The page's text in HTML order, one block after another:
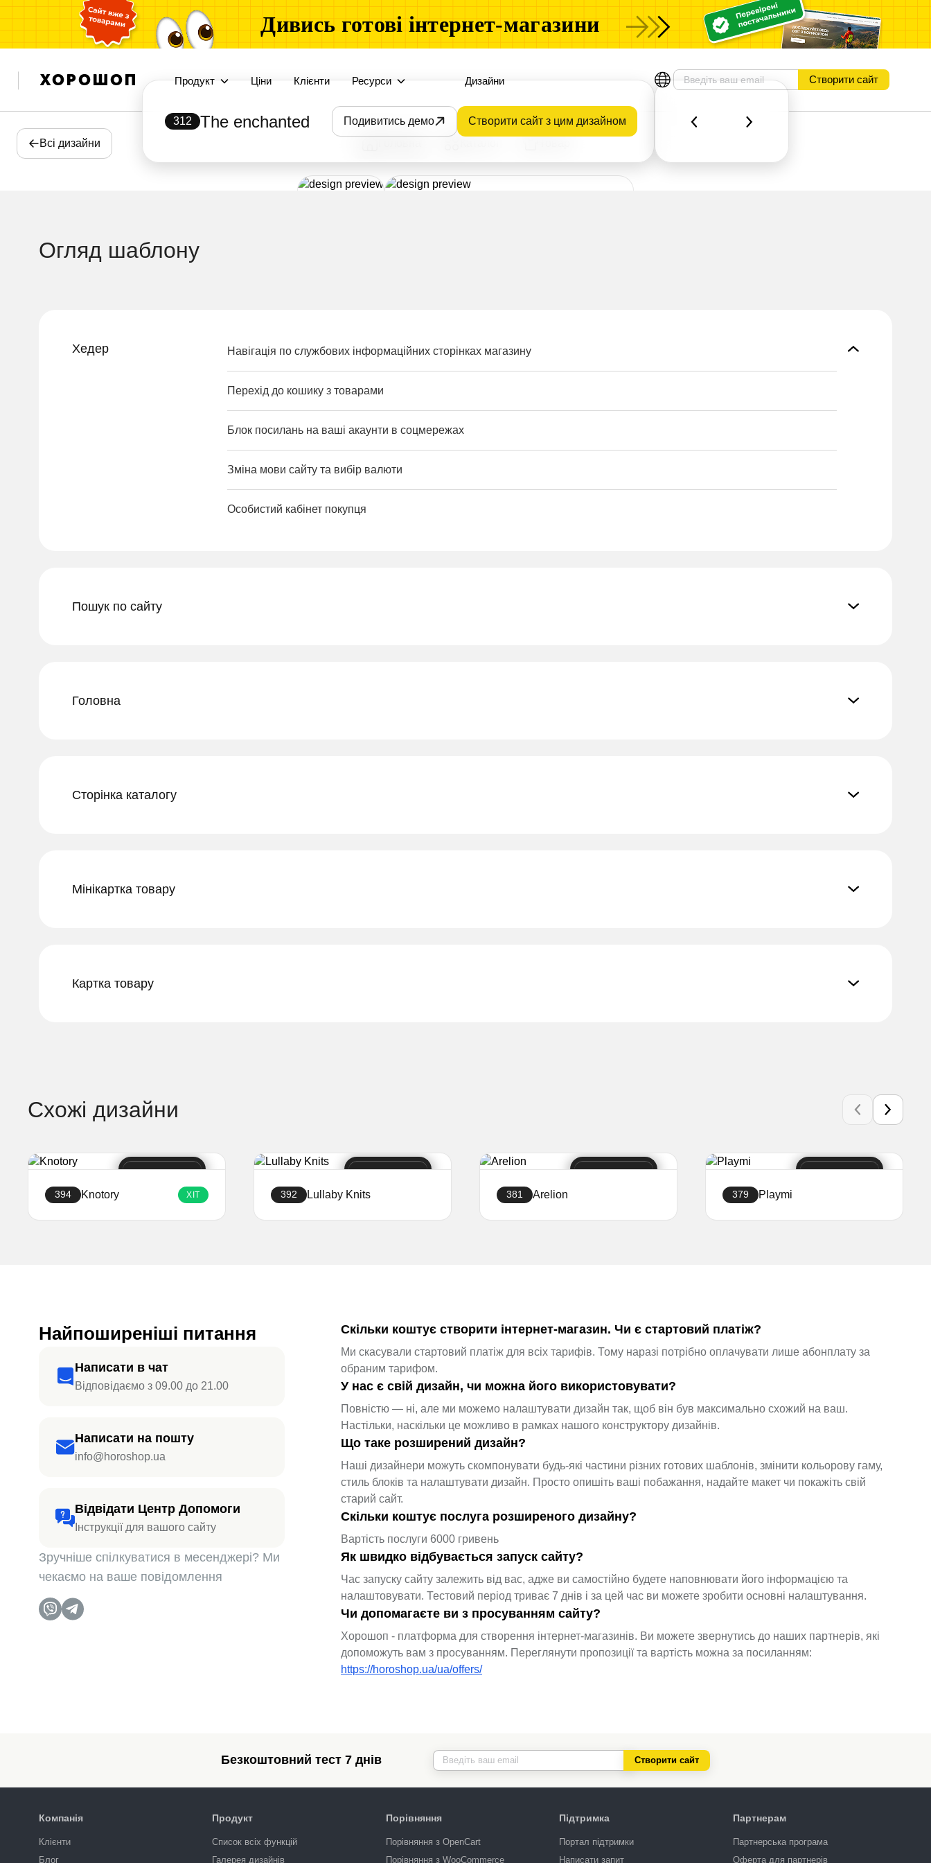
Дивись готові інтернет-магазини
Продукт Ціни Клієнти Ресурси Дизайни Створити сайт
Всі дизайни
312 The enchanted Подивитись демо Створити сайт з цим дизайном
Огляд шаблону
Хедер Навігація по службових інформаційних сторінках магазину
Перехід до кошику з товарами
Блок посилань на ваші акаунти в соцмережах
Зміна мови сайту та вибір валюти
Особистий кабінет покупця
Пошук по сайту
Головна
Сторінка каталогу
Мінікартка товару
Картка товару
Схожі дизайни
394 Knotory ХІТ 392 Lullaby Knits 381 Arelion 379 Playmi
Найпоширеніші питання
Написати в чат
Відповідаємо з 09.00 до 21.00
Написати на пошту
info@horoshop.ua
Відвідати Центр Допомоги
Інструкції для вашого сайту
Зручніше спілкуватися в месенджері? Ми
чекаємо на ваше повідомлення
Скільки коштує створити інтернет-магазин. Чи є стартовий платіж?
Ми скасували стартовий платіж для всіх тарифів. Тому наразі потрібно оплачувати лише абонплату за
обраним тарифом.
У нас є свій дизайн, чи можна його використовувати?
Повністю — ні, але ми можемо налаштувати дизайн так, щоб він був максимально схожий на ваш.
Настільки, наскільки це можливо в рамках нашого конструктору дизайнів.
Що таке розширений дизайн?
Наші дизайнери можуть скомпонувати будь-які частини різних готових шаблонів, змінити кольорову гаму,
стиль блоків та налаштувати дизайн. Просто опишіть ваші побажання, надайте макет чи покажіть свій
старий сайт.
Скільки коштує послуга розширеного дизайну?
Вартість послуги 6000 гривень
Як швидко відбувається запуск сайту?
Час запуску сайту залежить від вас, адже ви самостійно будете наповнювати його інформацією та
налаштовувати. Тестовий період триває 7 днів і за цей час ви можете зробити основні налаштування.
Чи допомагаєте ви з просуванням сайту?
Хорошоп - платформа для створення інтернет-магазинів. Ви можете звернутись до наших партнерів, які
допоможуть вам з просуванням. Переглянути пропозиції та вартість можна за посиланням:
https://horoshop.ua/ua/offers/
Безкоштовний тест 7 днів Створити сайт
Компанія
Клієнти
Блог
Продукт
Список всіх функцій
Галерея дизайнів
Порівняння
Порівняння з OpenCart
Порівняння з WooCommerce
Підтримка
Портал підтримки
Написати запит
Партнерам
Партнерська програма
Оферта для партнерів